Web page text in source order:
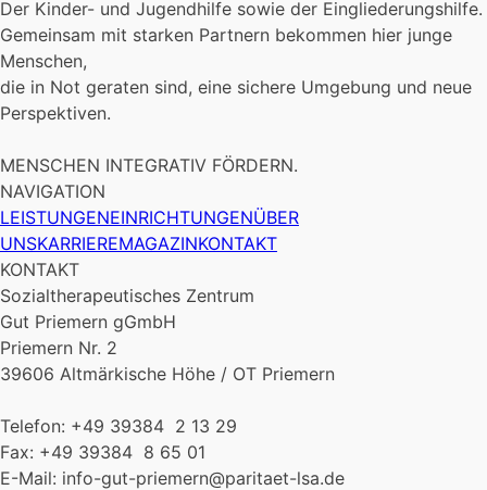
Der Kinder- und Jugendhilfe sowie der Eingliederungshilfe.
Gemeinsam mit starken Partnern bekommen hier junge
Menschen,
die in Not geraten sind, eine sichere Umgebung und neue
Perspektiven.
MENSCHEN INTEGRATIV FÖRDERN.
NAVIGATION
LEISTUNGENEINRICHTUNGENÜBER
UNSKARRIEREMAGAZINKONTAKT
KONTAKT
Sozialtherapeutisches Zentrum
Gut Priemern gGmbH
Priemern Nr. 2
39606 Altmärkische Höhe / OT Priemern
Telefon: +49 39384 2 13 29
Fax: +49 39384 8 65 01
E-Mail: info-gut-priemern@paritaet-lsa.de